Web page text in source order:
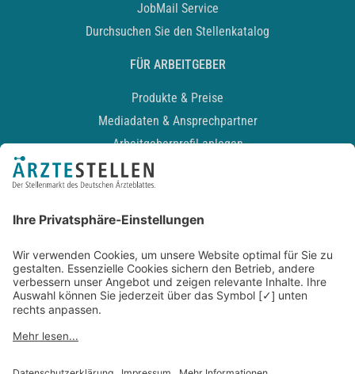
JobMail Service
Durchsuchen Sie den Stellenkatalog
FÜR ARBEITGEBER
Produkte & Preise
Mediadaten & Ansprechpartner
Arbeitgeberprofil anlegen
Recruiting-Podcast
Kontakt
Datenschutz
Newsletter